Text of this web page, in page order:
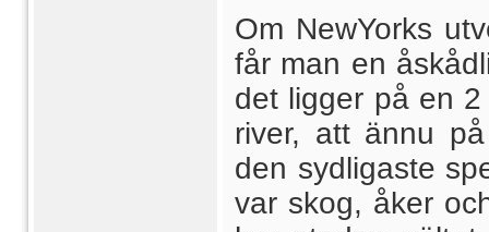
Om NewYorks
får man en
det ligger på en
river, att ännu
den sydligaste
var skog, åker